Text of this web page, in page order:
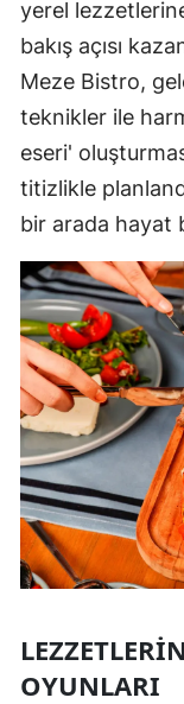
yerel
bakış açısı
Meze Bistro,
teknikler ile
eseri'
titizlikle
bir arada hayat
OYUNLARI